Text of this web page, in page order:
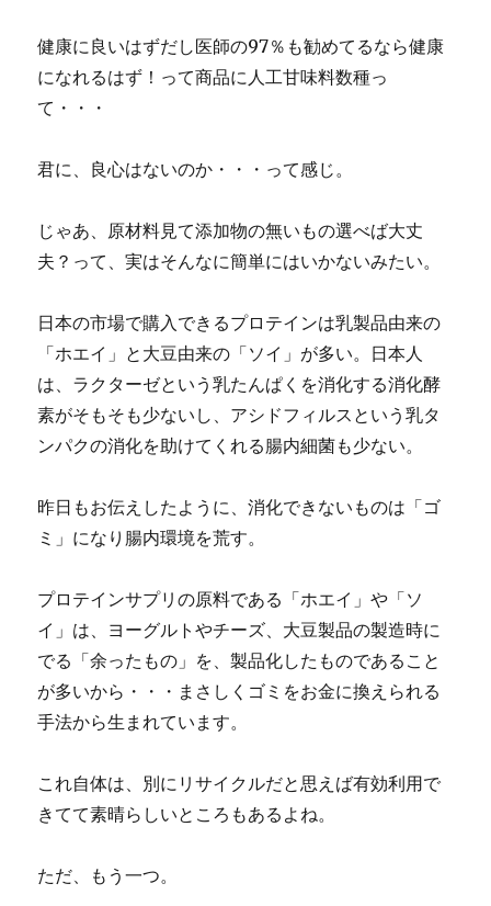
健康に良いはずだし医師の97％も勧めてるなら健康
になれるはず！って商品に人工甘味料数種っ
て・・・
君に、良心はないのか・・・って感じ。
じゃあ、原材料見て添加物の無いもの選べば大丈
夫？って、実はそんなに簡単にはいかないみたい。
日本の市場で購入できるプロテインは乳製品由来の
「ホエイ」と大豆由来の「ソイ」が多い。日本人
は、ラクターゼという乳たんぱくを消化する消化酵
素がそもそも少ないし、アシドフィルスという乳タ
ンパクの消化を助けてくれる腸内細菌も少ない。
昨日もお伝えしたように、消化できないものは「ゴ
ミ」になり腸内環境を荒す。
プロテインサプリの原料である「ホエイ」や「ソ
イ」は、ヨーグルトやチーズ、大豆製品の製造時に
でる「余ったもの」を、製品化したものであること
が多いから・・・まさしくゴミをお金に換えられる
手法から生まれています。
これ自体は、別にリサイクルだと思えば有効利用で
きてて素晴らしいところもあるよね。
ただ、もう一つ。